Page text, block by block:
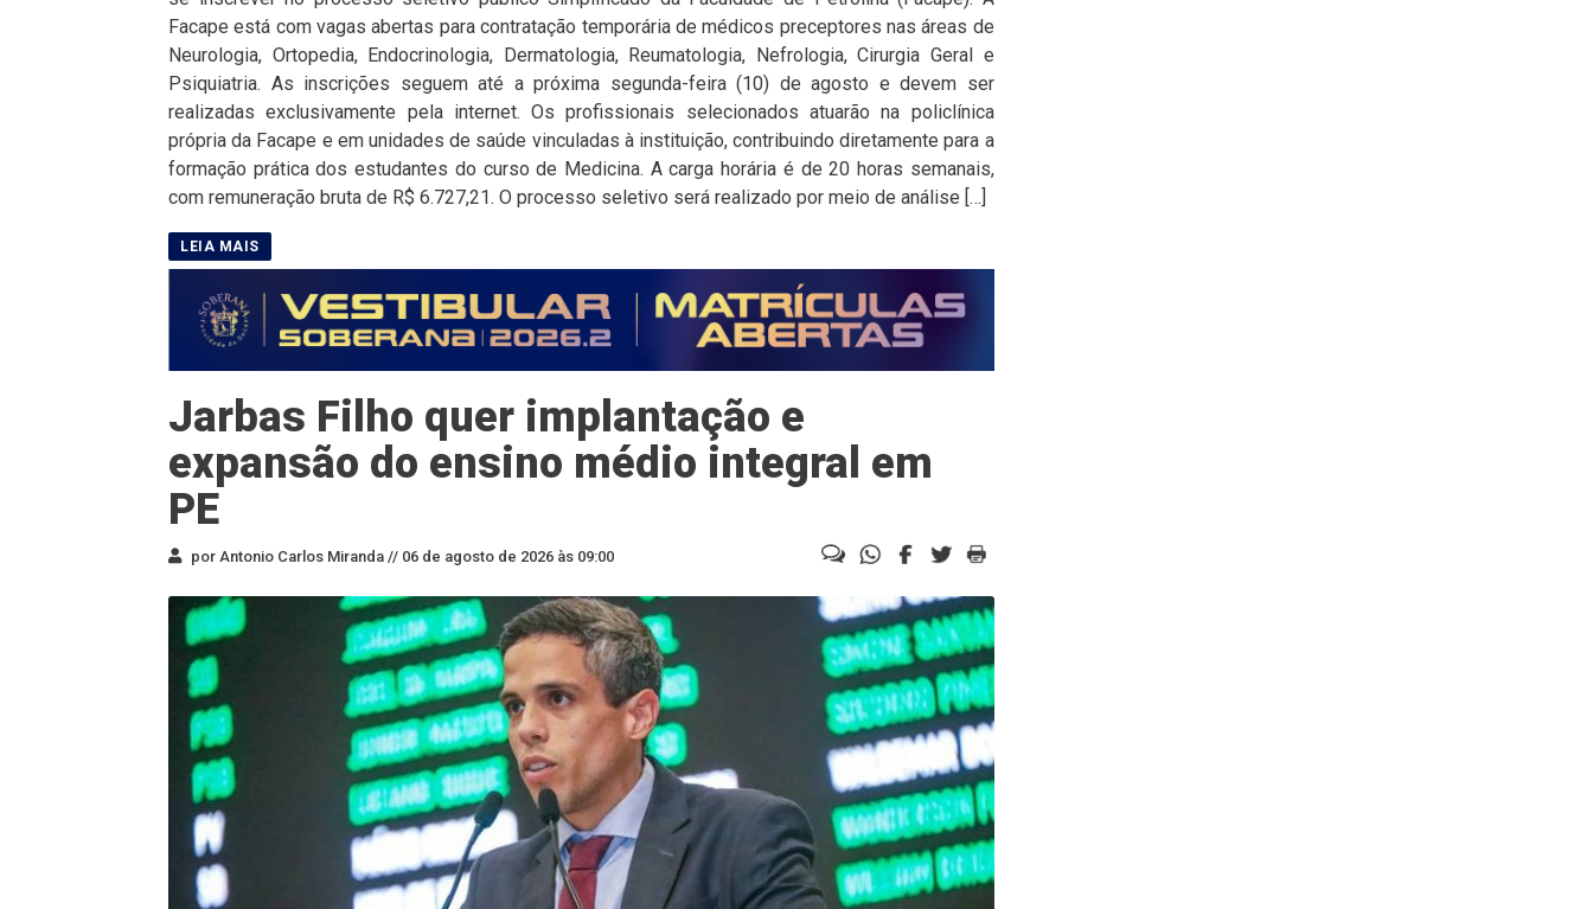
Facape está com vagas abertas para contratação temporária de médicos preceptores nas áreas de
Neurologia, Ortopedia, Endocrinologia, Dermatologia, Reumatologia, Nefrologia, Cirurgia Geral e
Psiquiatria. As inscrições seguem até a próxima segunda-feira (10) de agosto e devem ser
realizadas exclusivamente pela internet. Os profissionais selecionados atuarão na policlínica
própria da Facape e em unidades de saúde vinculadas à instituição, contribuindo diretamente para a
formação prática dos estudantes do curso de Medicina. A carga horária é de 20 horas semanais,
com remuneração bruta de R$ 6.727,21. O processo seletivo será realizado por meio de análise […]
Jarbas Filho quer implantação e
expansão do ensino médio integral em
PE
por Antonio Carlos Miranda // 06 de agosto de 2026 às 09:00